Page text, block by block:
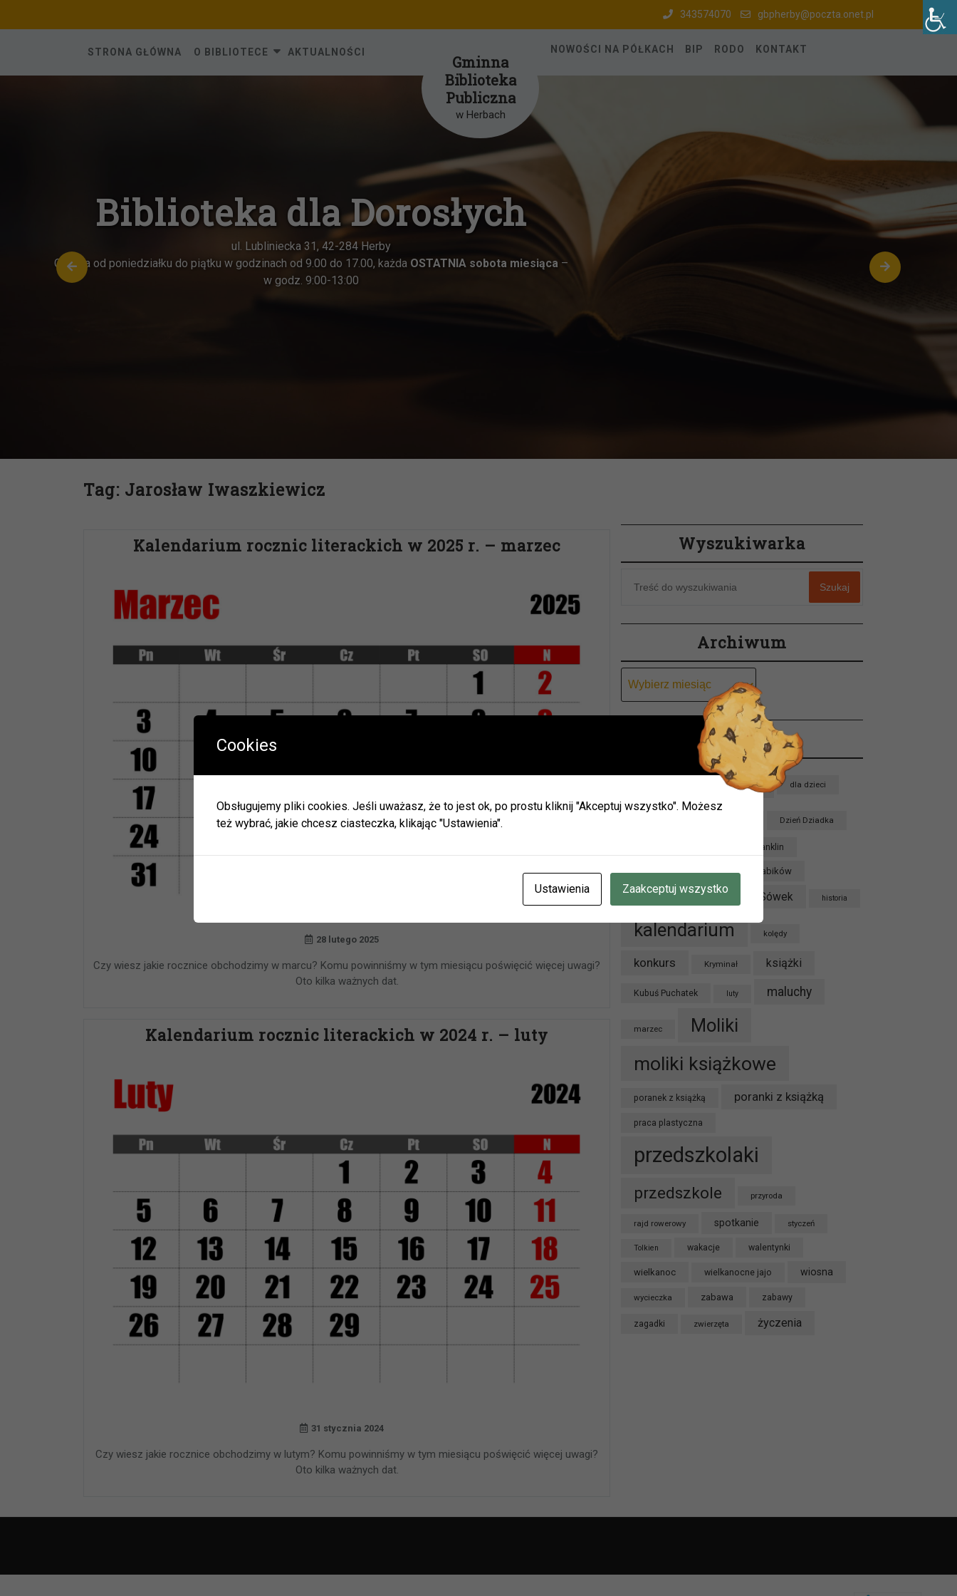
343574070 gbpherby@poczta.onet.pl
STRONA GŁÓWNA O BIBLIOTECE AKTUALNOŚCI
Gminna
Biblioteka
Publiczna
w Herbach
NOWOŚCI NA PÓŁKACH BIP RODO KONTAKT
Biblioteka dla Dorosłych
ul. Lubliniecka 31, 42-284 Herby
Czynna od poniedziałku do piątku w godzinach od 9.00 do 17.00, każda OSTATNIA sobota miesiąca–
w godz. 9:00-13:00
Tag: Jarosław Iwaszkiewicz
Kalendarium rocznic literackich w 2025 r. – marzec
28 lutego 2025
Czy wiesz jakie rocznice obchodzimy w marcu? Komu powinniśmy w tym miesiącu poświęcić więcej uwagi?
Oto kilka ważnych dat.
Kalendarium rocznic literackich w 2024 r. – luty
31 stycznia 2024
Czy wiesz jakie rocznice obchodzimy w lutym? Komu powinniśmy w tym miesiącu poświęcić więcej uwagi?
Oto kilka ważnych dat.
Wyszukiwarka
Szukaj
Archiwum
Tagi
biblioteka dla dzieci
dzieci Dzień Dziadka
Franklin
Grupa Jeżyków Grupa Krabików
Grupa Lisków Grupa Sówek historia
kalendarium kolędy
konkurs Kryminał książki
Kubuś Puchatek luty maluchy
marzec Moliki
moliki książkowe
poranek z książką poranki z książką
praca plastyczna
przedszkolaki
przedszkole przyroda
rajd rowerowy spotkanie styczeń
Tolkien wakacje walentynki
wielkanoc wielkanocne jajo wiosna
wycieczka zabawa zabawy
zagadki zwierzęta życzenia
Ważna informacja!
W okresie wakacji biblioteki w Olszynie i w Hadrze oraz oddział dla dzieci w
Zapraszamy do naszych placówek w Herbach (ul. Lubliniecka) i w Lisowie.
W związku z zaplanowanymi urlopami pracowników godziny otwarcia mogą
Informacje znajdziecie Państwo na naszej stronie internetowej i facebooku.
JEDNOCZENIE INFORMUJEMY, ŻE W DNIACH 3-14 SIERPNIA
BIBLIOTEKA W HERBACH PRZY UL. LUBLINIECKIEJ BĘDZIE CZYNNA W
GODZINACH 9:00-15:00
Cookies
Obsługujemy pliki cookies. Jeśli uważasz, że to jest ok, po prostu kliknij "Akceptuj wszystko". Możesz
też wybrać, jakie chcesz ciasteczka, klikając "Ustawienia".
Ustawienia Zaakceptuj wszystko